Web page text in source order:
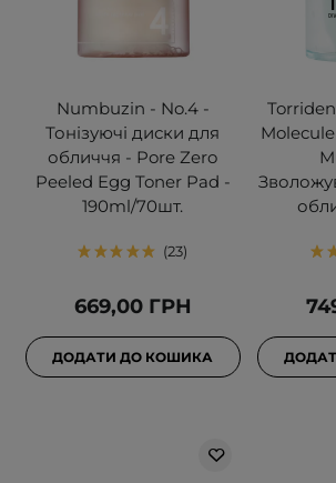
Numbuzin - No.4 -
Тонізуючі диски для
обличчя - Pore Zero
Peeled Egg Toner Pad -
190ml/70шт.
23
669,00 ГРН
ДОДАТИ ДО КОШИКА